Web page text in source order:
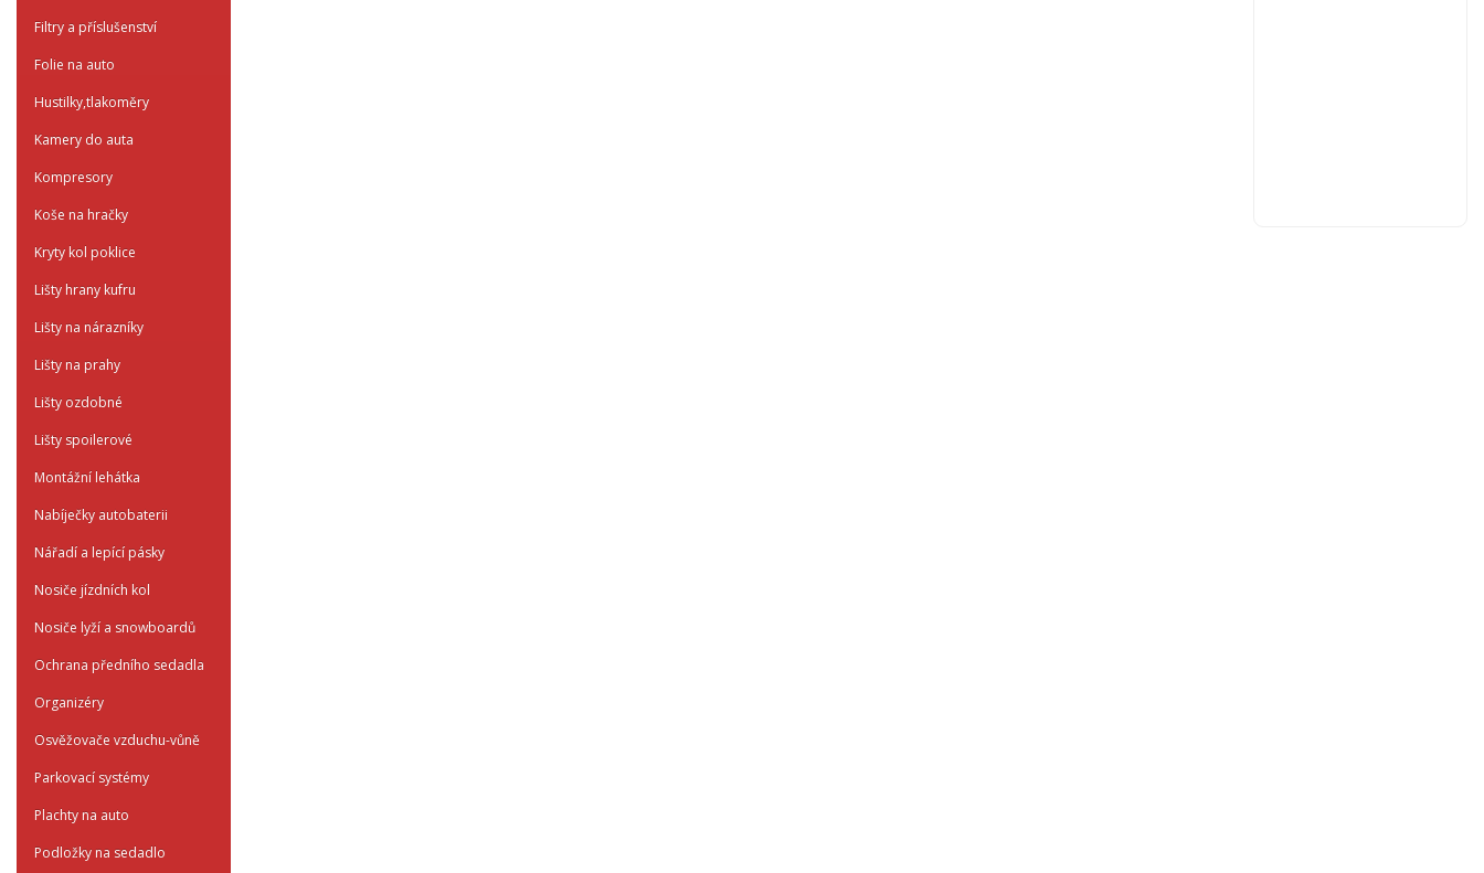
Filtry a příslušenství
Folie na auto
Hustilky,tlakoměry
Kamery do auta
Kompresory
Koše na hračky
Kryty kol poklice
Lišty hrany kufru
Lišty na nárazníky
Lišty na prahy
Lišty ozdobné
Lišty spoilerové
Montážní lehátka
Nabíječky autobaterii
Nářadí a lepící pásky
Nosiče jízdních kol
Nosiče lyží a snowboardů
Ochrana předního sedadla
Organizéry
Osvěžovače vzduchu-vůně
Parkovací systémy
Plachty na auto
Podložky na sedadlo